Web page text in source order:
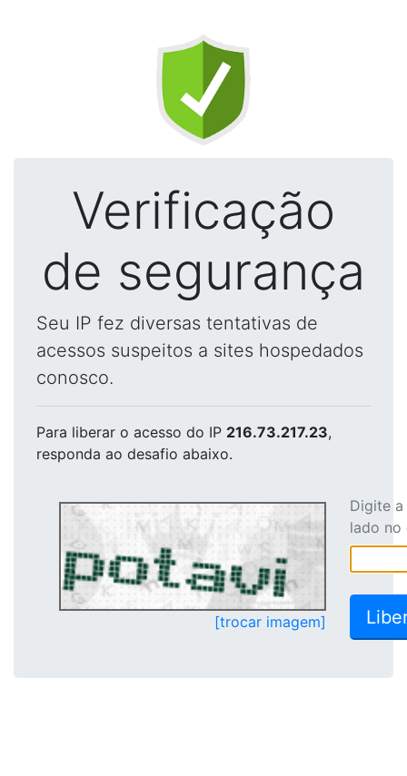
Verificação
de segurança
Seu IP fez diversas tentativas de
acessos suspeitos a sites hospedados
conosco.
Para liberar o acesso do IP 216.73.217.23,
responda ao desafio abaixo.
[trocar imagem]
Digite
lado no